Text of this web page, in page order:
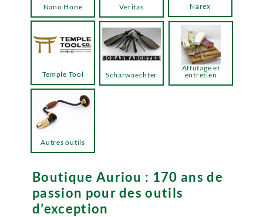
Boutique Auriou : 170 ans de
passion pour des outils
d’exception
Temple Tool
Narex
Veritas
Nano Hone
Autres outils
Scharwaechter
Affûtage et
entretien